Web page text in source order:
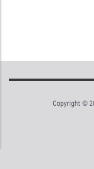
Copyright ©